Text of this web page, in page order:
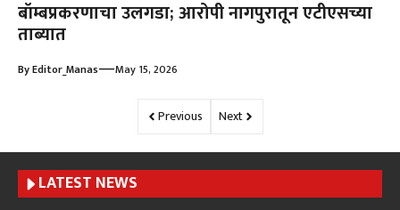
बॉम्बप्रकरणाचा उलगडा; आरोपी नागपुरातून एटीएसच्या
ताब्यात
ByEditor_Manas—May 15, 2026
Previous Next
LATEST NEWS